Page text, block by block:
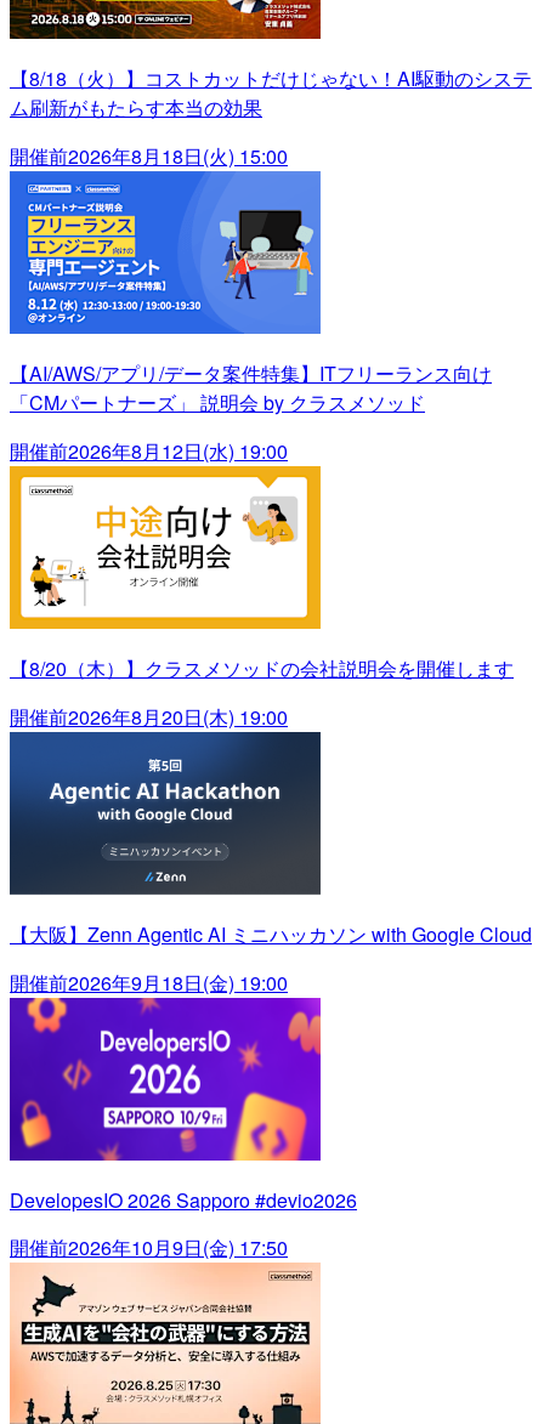
【8/18（火）】コストカットだけじゃない！AI駆動のシステ
ム刷新がもたらす本当の効果
開催前2026年8月18日(火) 15:00
【AI/AWS/アプリ/データ案件特集】ITフリーランス向け
「CMパートナーズ」 説明会 by クラスメソッド
開催前2026年8月12日(水) 19:00
【8/20（木）】クラスメソッドの会社説明会を開催します
開催前2026年8月20日(木) 19:00
【大阪】Zenn Agentic AI ミニハッカソン with Google Cloud
開催前2026年9月18日(金) 19:00
DevelopesIO 2026 Sapporo #devio2026
開催前2026年10月9日(金) 17:50